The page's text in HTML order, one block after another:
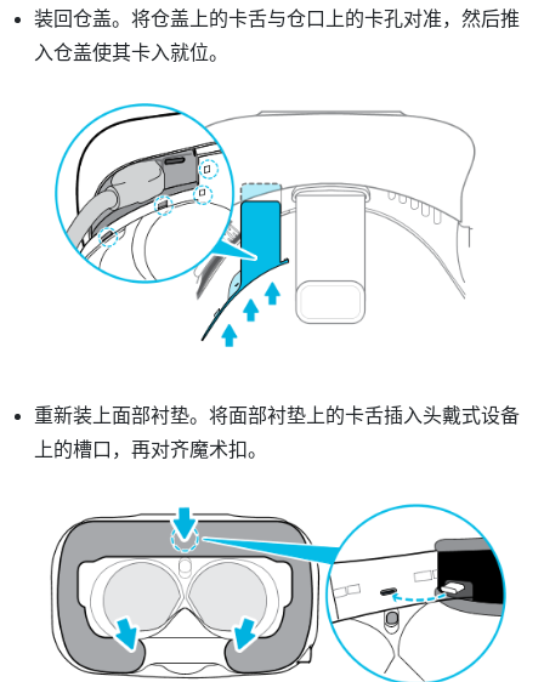
装回仓盖。将仓盖上的卡舌与仓口上的卡孔对准，然后推
入仓盖使其卡入就位。
重新装上面部衬垫。将面部衬垫上的卡舌插入头戴式设备
上的槽口，再对齐魔术扣。